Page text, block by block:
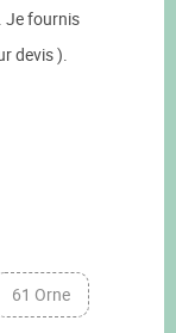
Je fournis
devis ).
61 Orne